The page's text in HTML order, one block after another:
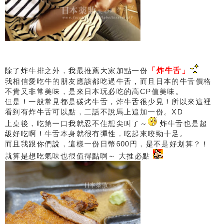
除了炸牛排之外，我最推薦大家加點一份 「炸牛舌」
我相信愛吃牛的朋友應該都吃過牛舌，而且日本的牛舌價格
不貴又非常美味，是來日本玩必吃的高CP值美味。
但是！一般常見都是碳烤牛舌，炸牛舌很少見！所以來這裡
看到有炸牛舌可以點，二話不說馬上追加一份。XD
上桌後，吃第一口我就忍不住想尖叫了～
炸牛舌也是超
級好吃啊！牛舌本身就很有彈性，吃起來咬勁十足。
而且我跟你們說，這樣一份日幣600円，是不是好划算？！
就算是想吃氣味也很值得點啊～ 大推必點